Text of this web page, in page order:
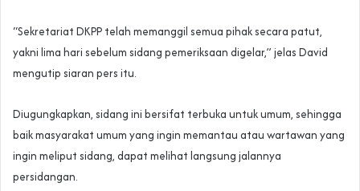
“Sekretariat DKPP telah memanggil semua pihak secara patut,
yakni lima hari sebelum sidang pemeriksaan digelar,” jelas David
mengutip siaran pers itu.
Diugungkapkan, sidang ini bersifat terbuka untuk umum, sehingga
baik masyarakat umum yang ingin memantau atau wartawan yang
ingin meliput sidang, dapat melihat langsung jalannya
persidangan.